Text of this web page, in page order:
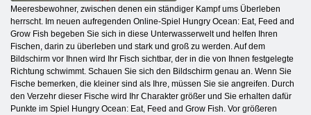
Meeresbewohner, zwischen denen ein ständiger Kampf ums Überleben
herrscht. Im neuen aufregenden Online-Spiel Hungry Ocean: Eat, Feed and
Grow Fish begeben Sie sich in diese Unterwasserwelt und helfen Ihren
Fischen, darin zu überleben und stark und groß zu werden. Auf dem
Bildschirm vor Ihnen wird Ihr Fisch sichtbar, der in die von Ihnen festgelegte
Richtung schwimmt. Schauen Sie sich den Bildschirm genau an. Wenn Sie
Fische bemerken, die kleiner sind als Ihre, müssen Sie sie angreifen. Durch
den Verzehr dieser Fische wird Ihr Charakter größer und Sie erhalten dafür
Punkte im Spiel Hungry Ocean: Eat, Feed and Grow Fish. Vor größeren